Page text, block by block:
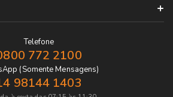
Telefone
772 2100
(Somente Mensagens)
98144 1403